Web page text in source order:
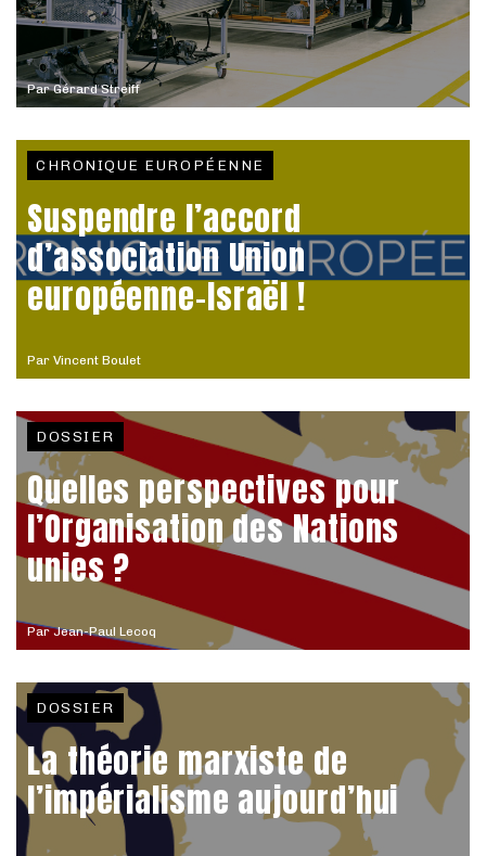
ParGérard Streiff
Par Vincent Boulet
CHRONIQUE EUROPÉENNE
Suspendre l’accord
d’association Union
européenne-Israël !
ParJean-Paul Lecoq
DOSSIER
Quelles perspectives pour
l’Organisation des Nations
unies ?
DOSSIER
La théorie marxiste de
l’impérialisme aujourd’hui